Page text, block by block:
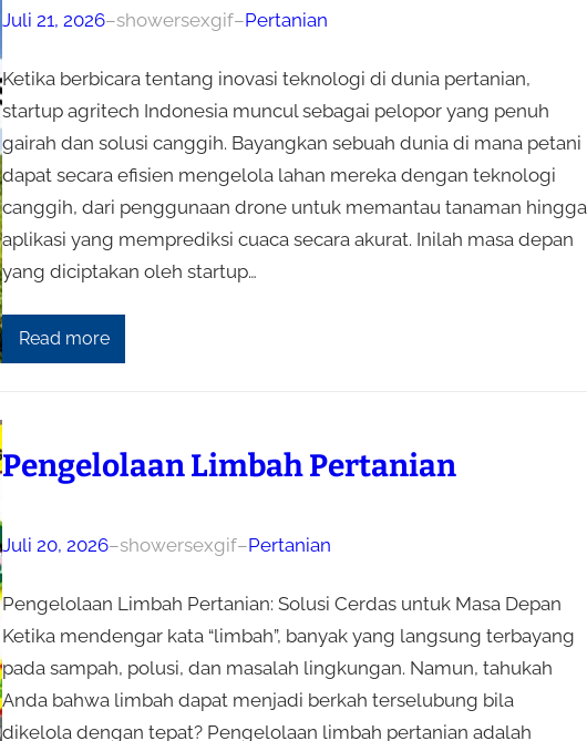
Juli 21, 2026–showersexgif–Pertanian
Ketika berbicara tentang inovasi teknologi di dunia pertanian,
startup agritech Indonesia muncul sebagai pelopor yang penuh
gairah dan solusi canggih. Bayangkan sebuah dunia di mana petani
dapat secara efisien mengelola lahan mereka dengan teknologi
canggih, dari penggunaan drone untuk memantau tanaman hingga
aplikasi yang memprediksi cuaca secara akurat. Inilah masa depan
yang diciptakan oleh startup…
Read more
Pengelolaan Limbah Pertanian
Juli 20, 2026–showersexgif–Pertanian
Pengelolaan Limbah Pertanian: Solusi Cerdas untuk Masa Depan
Ketika mendengar kata “limbah”, banyak yang langsung terbayang
pada sampah, polusi, dan masalah lingkungan. Namun, tahukah
Anda bahwa limbah dapat menjadi berkah terselubung bila
dikelola dengan tepat? Pengelolaan limbah pertanian adalah